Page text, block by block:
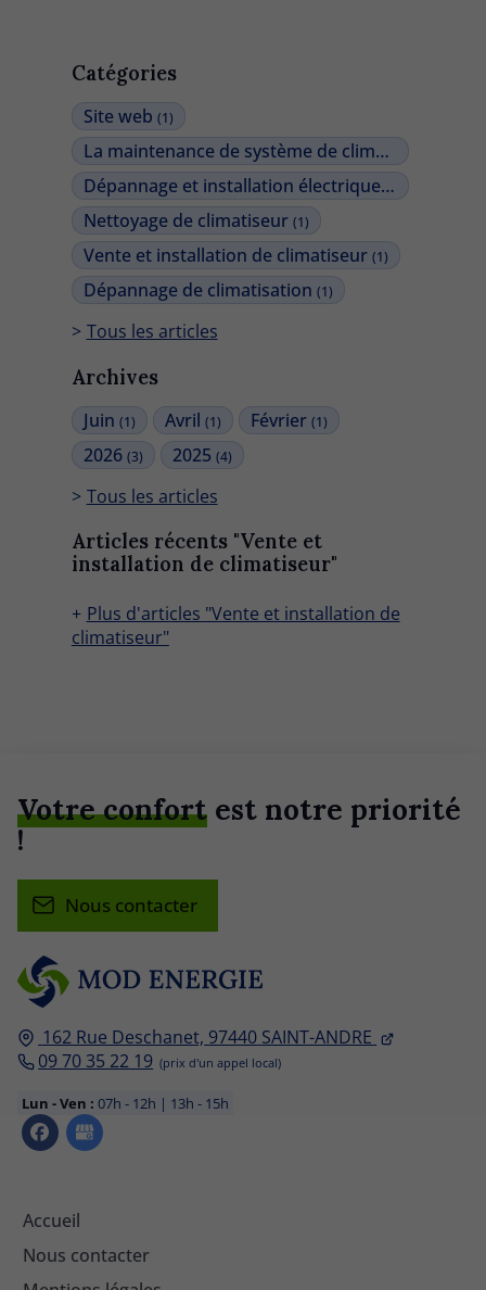
Catégories
Site web (1)
La maintenance de système de climatisation
Dépannage et installation électrique
(2)
Nettoyage de climatiseur (1)
Vente et installation de climatiseur (1)
Dépannage de climatisation (1)
Tous les articles
Archives
Juin (1) Avril(1) Février(1)
2026 (3) 2025(4)
Tous les articles
Articles récents "Vente et
installation de climatiseur"
Plus d'articles "Vente et installation de
climatiseur"
162 Rue Deschanet, 97440 SAINT-ANDRE
09 70 35 22 19
Lun - Ven : 07h - 12h | 13h - 15h
Accueil
Nous contacter
Votre confort est notre priorité
!
Nous contacter